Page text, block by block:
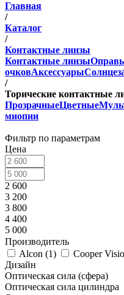
Главная
/
Каталог
/
Контактные линзы
Контактные линзы
очковАксессуары
/
Торические контактные
ПрозрачныеЦветные
миопии
Фильтр по параметрам
Цена
2 600
3 200
3 800
4 400
5 000
Производитель
Alcon (1) Cooper
Дизайн
Оптическая сила (сфера)
Оптическая сила цилиндра